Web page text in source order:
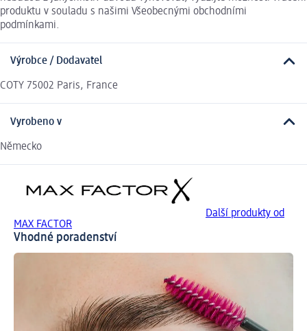
produktu v souladu s našimi Všeobecnými obchodními
podmínkami.
Výrobce / Dodavatel
COTY 75002 Paris, France
Vyrobeno v
Německo
Další produkty od
MAX FACTOR
Vhodné poradenství